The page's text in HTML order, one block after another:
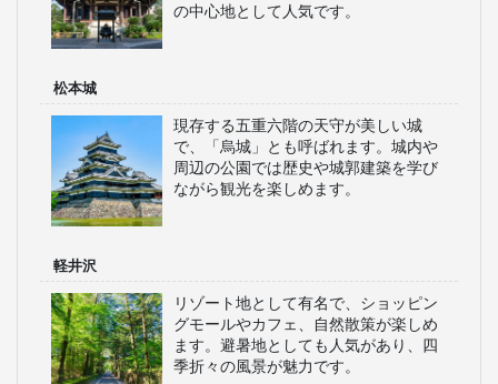
の中心地として人気です。
松本城
現存する五重六階の天守が美しい城
で、「烏城」とも呼ばれます。城内や
周辺の公園では歴史や城郭建築を学び
ながら観光を楽しめます。
軽井沢
リゾート地として有名で、ショッピン
グモールやカフェ、自然散策が楽しめ
ます。避暑地としても人気があり、四
季折々の風景が魅力です。